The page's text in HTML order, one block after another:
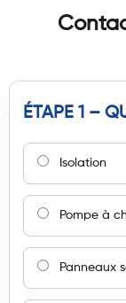
ÉTAPE 1 –
Isolation
Pompe à
Panneaux